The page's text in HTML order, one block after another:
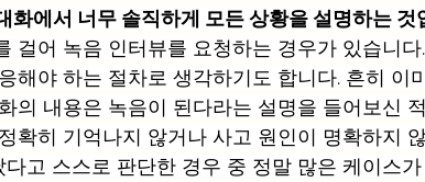
화에서 너무 솔직하게 모든 상황을 설명하는 것
걸어 녹음 인터뷰를 요청하는 경우가 있습니다
해야 하는 절차로 생각하기도 합니다. 흔히 이
의 내용은 녹음이 된다라는 설명을 들어보신
확히 기억나지 않거나 사고 원인이 명확하지
고 스스로 판단한 경우 중 정말 많은 케이스